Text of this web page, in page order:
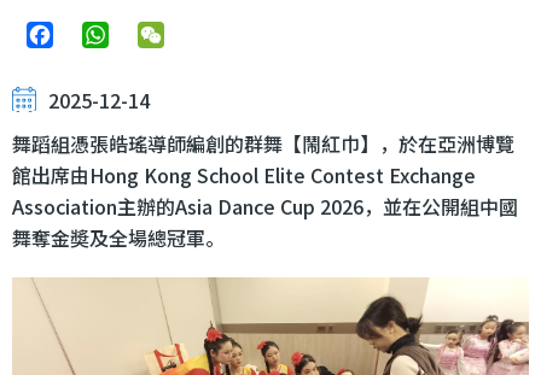
FacebookWhatsApp
2025-12-14
舞蹈組憑張皓瑤導師編創的群舞【鬧紅巾】，於在亞洲博覽
館出席由Hong Kong School Elite Contest Exchange
Association主辦的Asia Dance Cup 2026，並在公開組中國
舞奪金奬及全場總冠軍。